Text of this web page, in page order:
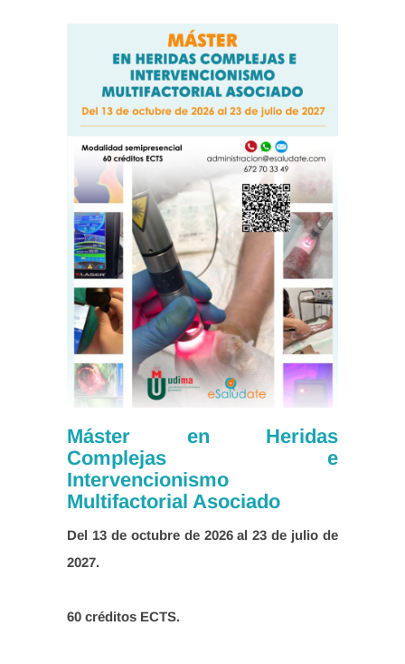
Máster en Heridas
Complejas e
Intervencionismo
Multifactorial Asociado
Del 13 de octubre de 2026 al 23 de julio de